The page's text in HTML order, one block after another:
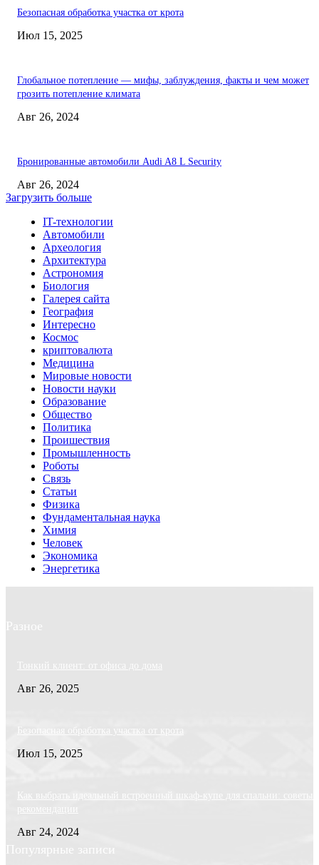
Безопасная обработка участка от крота
Июл 15, 2025
Глобальное потепление — мифы, заблуждения, факты и чем может
грозить потепление климата
Авг 26, 2024
Бронированные автомобили Audi A8 L Security
Авг 26, 2024
Загрузить больше
IT-технологии
Автомобили
Археология
Архитектура
Астрономия
Биология
Галерея сайта
География
Интересно
Космос
криптовалюта
Медицина
Мировые новости
Новости науки
Образование
Общество
Политика
Проишествия
Промышленность
Роботы
Связь
Статьи
Физика
Фундаментальная наука
Химия
Человек
Экономика
Энергетика
Разное
Тонкий клиент: от офиса до дома
Авг 26, 2025
Безопасная обработка участка от крота
Июл 15, 2025
Как выбрать идеальный встроенный шкаф-купе для спальни: советы
рекомендации
Авг 24, 2024
Популярные записи